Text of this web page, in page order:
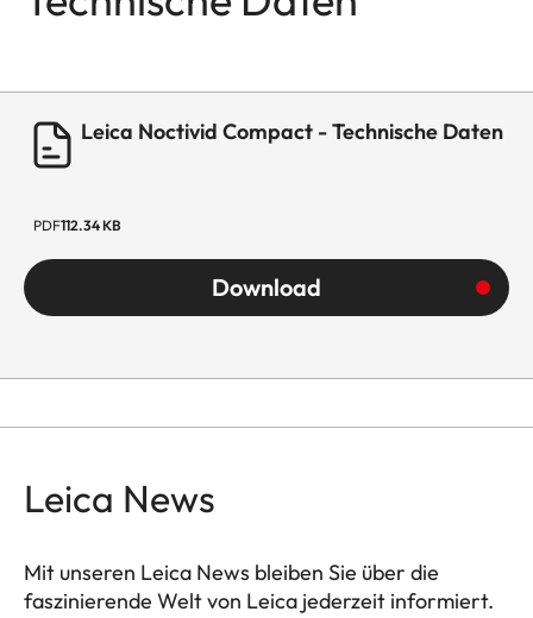
Leica Noctivid Compact - Technische Daten
PDF112.34 KB
Download
Leica News
Mit unseren Leica News bleiben Sie über die
faszinierende Welt von Leica jederzeit informiert.